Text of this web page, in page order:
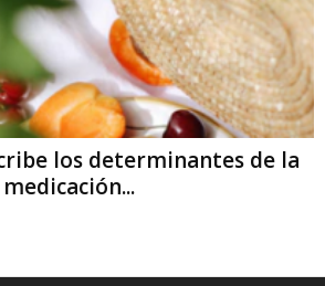
los determinantes de la